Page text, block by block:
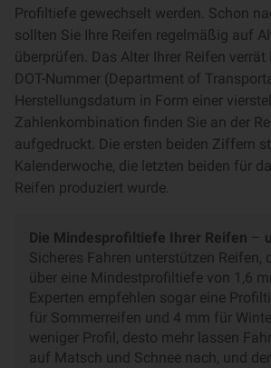
Profiltiefe gewechselt werden. Schon
sollten Sie Ihre Reifen regelmäßig auf
überprüfen. Das Alter Ihrer Reifen
DOT-Nummer (Department of
Herstellungsdatum in Form einer
Zahlenkombination finden Sie an der
aufgedruckt. Die ersten beiden Ziffern
Kalenderwoche, die letzten beiden für
Reifen produziert wurde.
Die Mindesprofiltiefe Ihrer Reifen –
Sicheres Fahren unterstützen Reifen,
über eine Mindestprofiltiefe von 1,6
Experten empfehlen sogar eine
für Sommerreifen und 4 mm für
weniger Profil, desto mehr lassen
auf Matsch und Schnee nach, und